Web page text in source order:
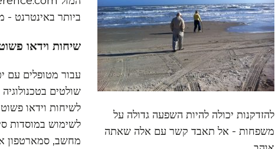
להזדקנות יכולה להיות השפעה גדולה על
משפחות - אל תאבד קשר עם אלה שאתה
ביותר באינטרנט
שיחות וידאו
עבור מטופלים עם
לשיחות וידאו
לשימוש במוסדות
מחשב, סמארטפון